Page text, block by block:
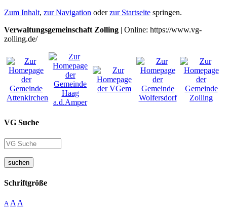
Zum Inhalt, zur Navigation oderzur Startseite springen.
Verwaltungsgemeinschaft Zolling | Online: https://www.vg-
zolling.de/
VG Suche
suchen
Schriftgröße
A A A